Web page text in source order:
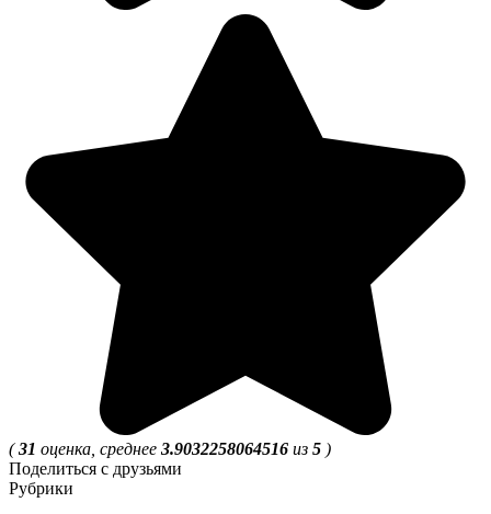
(31 оценка, среднее 3.9032258064516 из 5 )
Поделиться с друзьями
Рубрики